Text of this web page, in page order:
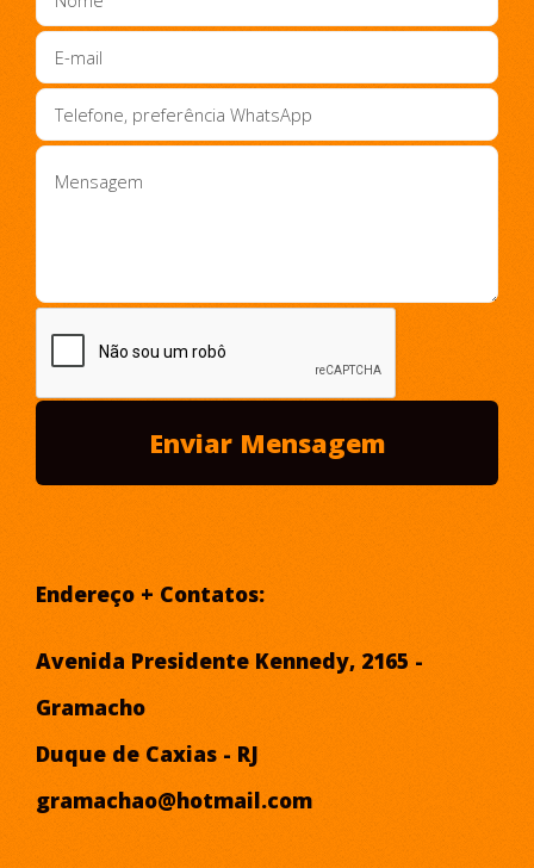
Endereço + Contatos:
Avenida Presidente Kennedy, 2165 -
Gramacho
Duque de Caxias - RJ
gramachao@hotmail.com